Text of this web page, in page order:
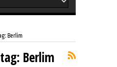
Berlim
Berlim